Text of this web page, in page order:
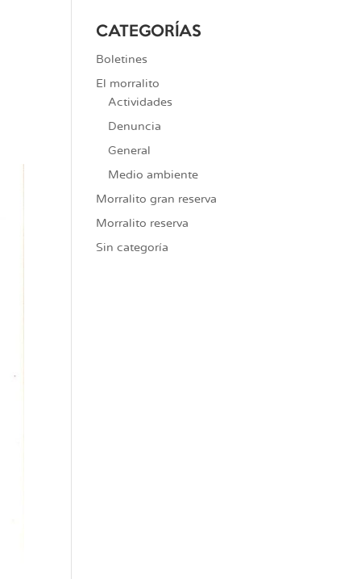
CATEGORÍAS
Boletines
El morralito
Actividades
Denuncia
General
Medio ambiente
Morralito gran reserva
Morralito reserva
Sin categoría